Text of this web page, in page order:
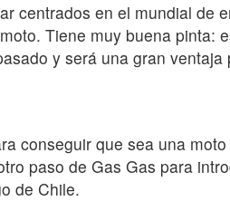
centrados en el mundial
Tiene muy buena
y será una gran
conseguir que sea una
paso de Gas Gas para
de Chile.